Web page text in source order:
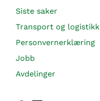
Siste saker
Transport og logistikk
Personvernerklæring
Jobb
Avdelinger